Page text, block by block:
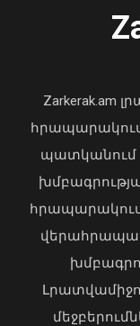
Դաշտավան
մասնակիցները
են կիրառել․
09 Օգոստոս, 2026
Ուկրաինայի
նախագահը
Zarkerak.am
պատկանում